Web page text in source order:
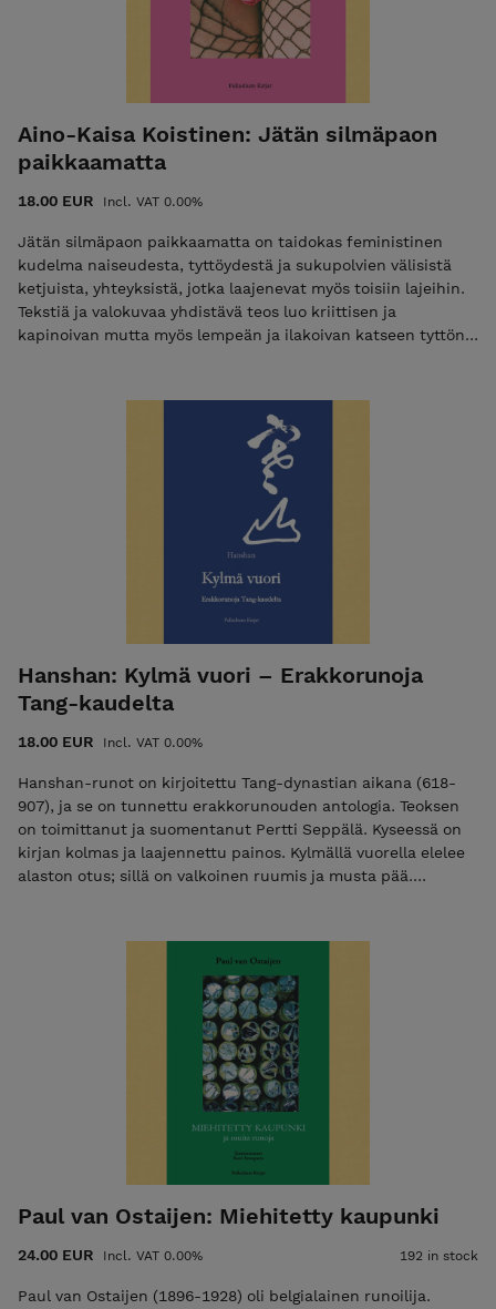
Aino-Kaisa Koistinen: Jätän silmäpaon
paikkaamatta
18.00 EUR Incl. VAT 0.00%
Jätän silmäpaon paikkaamatta on taidokas feministinen
kudelma naiseudesta, tyttöydestä ja sukupolvien välisistä
ketjuista, yhteyksistä, jotka laajenevat myös toisiin lajeihin.
Tekstiä ja valokuvaa yhdistävä teos luo kriittisen ja
kapinoivan mutta myös lempeän ja ilakoivan katseen tyttönä
Hän työskentelee parhaillaan Taideyliopiston
tutkimusinstituutissa, jossa hän tutkii kirjoittamisen
taidetta, kirjoittamalla. Koistisen edellinen runoteos
Uhanalaiset ja silmälläpidettävät ilmestyi vuonna 2021
(Palladium Kirjat). Hänen runoissaan seikkailevat usein
naiset, kissat ja muut eläimet. Runokokoelma, 2026 INFO: 96
sivua, koko A5, kovakantinen ISBN: 978-952-7256-60-2
Hanshan: Kylmä vuori – Erakkorunoja
Tang-kaudelta
18.00 EUR Incl. VAT 0.00%
Hanshan-runot on kirjoitettu Tang-dynastian aikana (618-
907), ja se on tunnettu erakkorunouden antologia. Teoksen
on toimittanut ja suomentanut Pertti Seppälä. Kyseessä on
kirjan kolmas ja laajennettu painos. Kylmällä vuorella elelee
alaston otus; sillä on valkoinen ruumis ja musta pää.
matkoillaan se ei kanna turhia vaatteita. Mutta kädessään
sillä on aina viisauden miekka valmiina halkaisemaan
Pertti Seppälä INFO: 168 sivua, kovakantinen, koko: 120 x 170
Paul van Ostaijen: Miehitetty kaupunki
24.00 EUR Incl. VAT 0.00% 192 in stock
Paul van Ostaijen (1896-1928) oli belgialainen runoilija.